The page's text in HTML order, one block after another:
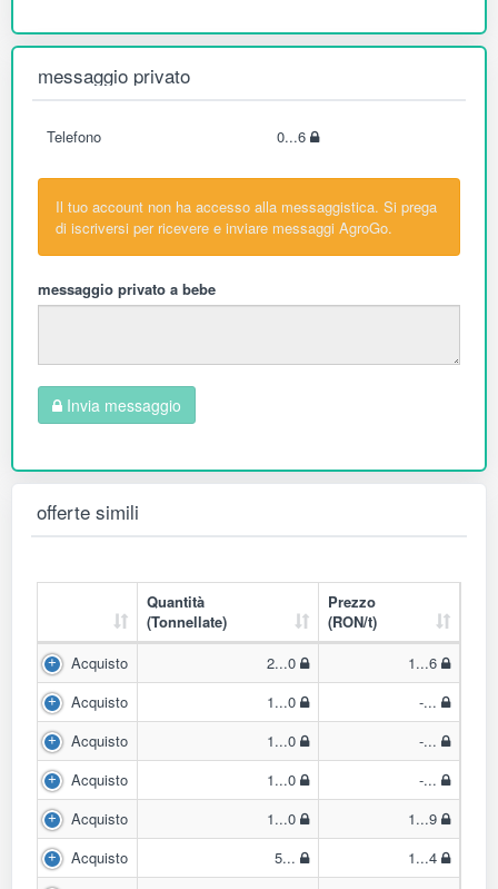
messaggio privato
Telefono 0...6
Il tuo account non ha accesso alla messaggistica. Si prega
di iscriversi per ricevere e inviare messaggi AgroGo.
messaggio privato a bebe
Invia messaggio
offerte simili
Quantità
(Tonnellate)
Prezzo
(RON/t)
Acquisto
2...0
1...6
Acquisto
1...0
-...
Acquisto
1...0
-...
Acquisto
1...0
-...
Acquisto
1...0
1...9
Acquisto
5...
1...4